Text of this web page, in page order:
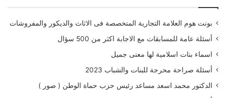
بونت هوم العلامة التجارية المتخصصة فى الاثاث والديكور والمفروشات
أسئلة عامة للمسابقات مع الاجابة اكثر من 500 سؤال
اسماء بنات اسلامية لها معنى جميل
أسئلة صراحة محرجة للبنات والشباب 2023
الدكتور محمد اسعد مساعد رئيس حزب حماة الوطن ( صور )